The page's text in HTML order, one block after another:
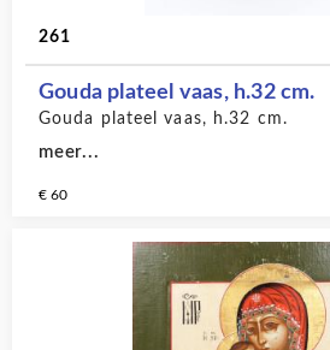
261
Gouda plateel vaas, h.32 cm.
Gouda plateel vaas, h.32 cm.
meer...
€ 60